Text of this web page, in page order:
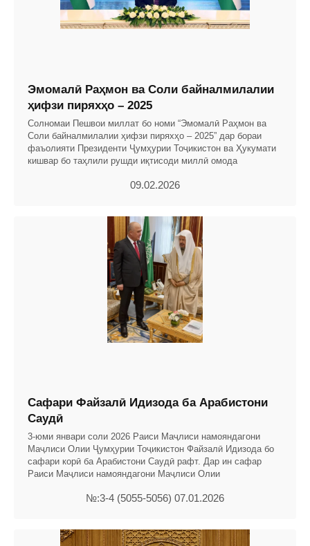
Эмомалӣ Раҳмон ва Соли байналмилалии
ҳифзи пиряхҳо – 2025
Солномаи Пешвои миллат бо номи “Эмомалӣ Раҳмон ва
Соли байналмилалии ҳифзи пиряхҳо – 2025” дар бораи
фаъолияти Президенти Ҷумҳурии Тоҷикистон ва Ҳукумати
кишвар бо таҳлили рушди иқтисоди миллӣ омода
09.02.2026
Сафари Файзалӣ Идизода ба Арабистони
Саудӣ
3-юми январи соли 2026 Раиси Маҷлиси намояндагони
Маҷлиси Олии Ҷумҳурии Тоҷикистон Файзалӣ Идизода бо
сафари корӣ ба Арабистони Саудӣ рафт. Дар ин сафар
Раиси Маҷлиси намояндагони Маҷлиси Олии
№:3-4 (5055-5056) 07.01.2026